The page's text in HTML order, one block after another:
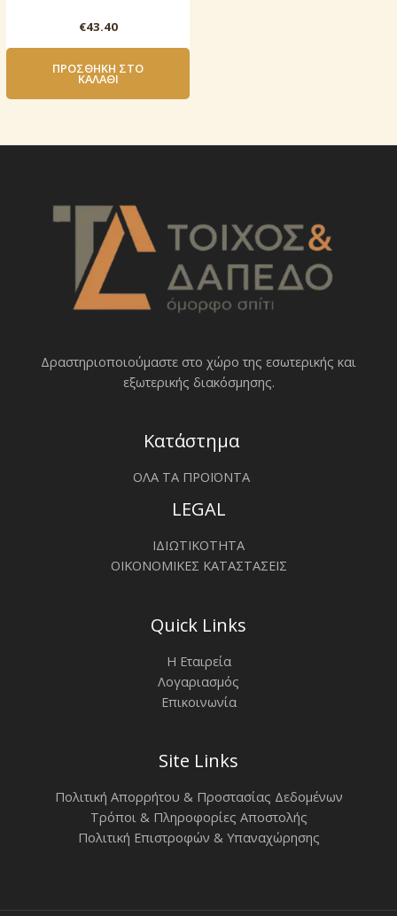
€43.40
ΠΡΟΣΘΉΚΗ ΣΤΟ
ΚΑΛΆΘΙ
Δραστηριοποιoύμαστε στο χώρο της εσωτερικής και
εξωτερικής διακόσμησης.
Κατάστημα
ΟΛΑ ΤΑ ΠΡΟΪΟΝΤΑ
LEGAL
ΙΔΙΩΤΙΚΟΤΗΤΑ
ΟΙΚΟΝΟΜΙΚΕΣ ΚΑΤΑΣΤΑΣΕΙΣ
Quick Links
Η Εταιρεία
Λογαριασμός
Επικοινωνία
Site Links
Πολιτική Απορρήτου & Προστασίας Δεδομένων
Τρόποι & Πληροφορίες Αποστολής
Πολιτική Επιστροφών & Υπαναχώρησης